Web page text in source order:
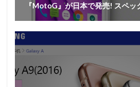
『MotoG』が日本で発売! スペッ